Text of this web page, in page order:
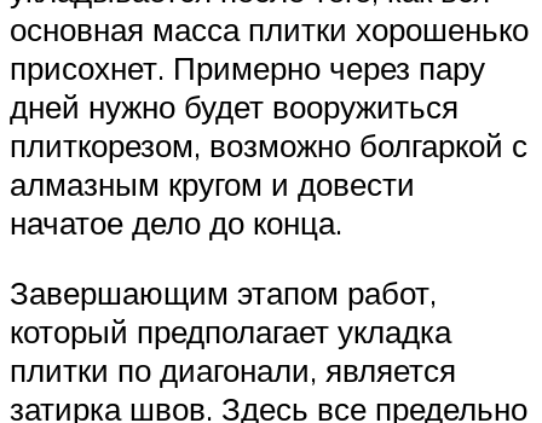
основная масса плитки хорошенько
присохнет. Примерно через пару
дней нужно будет вооружиться
плиткорезом, возможно болгаркой с
алмазным кругом и довести
начатое дело до конца.
Завершающим этапом работ,
который предполагает укладка
плитки по диагонали, является
затирка швов. Здесь все предельно